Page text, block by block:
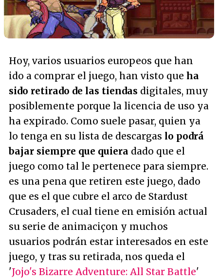
Hoy, varios usuarios europeos que han
ido a comprar el juego, han visto que ha
sido retirado de las tiendas digitales, muy
posiblemente porque la licencia de uso ya
ha expirado. Como suele pasar, quien ya
lo tenga en su lista de descargas lo podrá
bajar siempre que quiera dado que el
juego como tal le pertenece para siempre.
es una pena que retiren este juego, dado
que es el que cubre el arco de Stardust
Crusaders, el cual tiene en emisión actual
su serie de animaciçon y muchos
usuarios podrán estar interesados en este
juego, y tras su retirada, nos queda el
'Jojo's Bizarre Adventure: All Star Battle'